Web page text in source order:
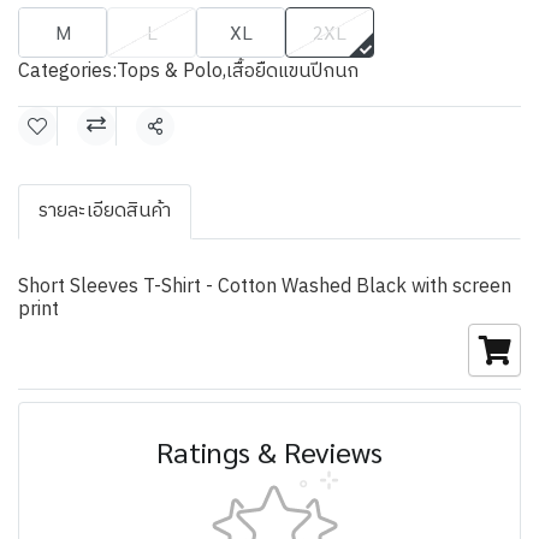
M L XL 2XL
Categories:Tops & Polo,เสื้อยืดแขนปีกนก
Share
รายละเอียดสินค้า
Short Sleeves T-Shirt - Cotton Washed Black with screen
print
Ratings & Reviews